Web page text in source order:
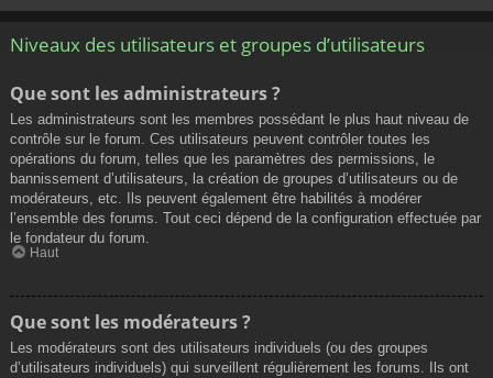
Niveaux des utilisateurs et groupes d’utilisateurs
Que sont les administrateurs ?
Les administrateurs sont les membres possédant le plus haut niveau de
contrôle sur le forum. Ces utilisateurs peuvent contrôler toutes les
opérations du forum, telles que les paramètres des permissions, le
bannissement d’utilisateurs, la création de groupes d’utilisateurs ou de
modérateurs, etc. Ils peuvent également être habilités à modérer
l’ensemble des forums. Tout ceci dépend de la configuration effectuée par
le fondateur du forum.
Haut
Que sont les modérateurs ?
Les modérateurs sont des utilisateurs individuels (ou des groupes
d’utilisateurs individuels) qui surveillent régulièrement les forums. Ils ont